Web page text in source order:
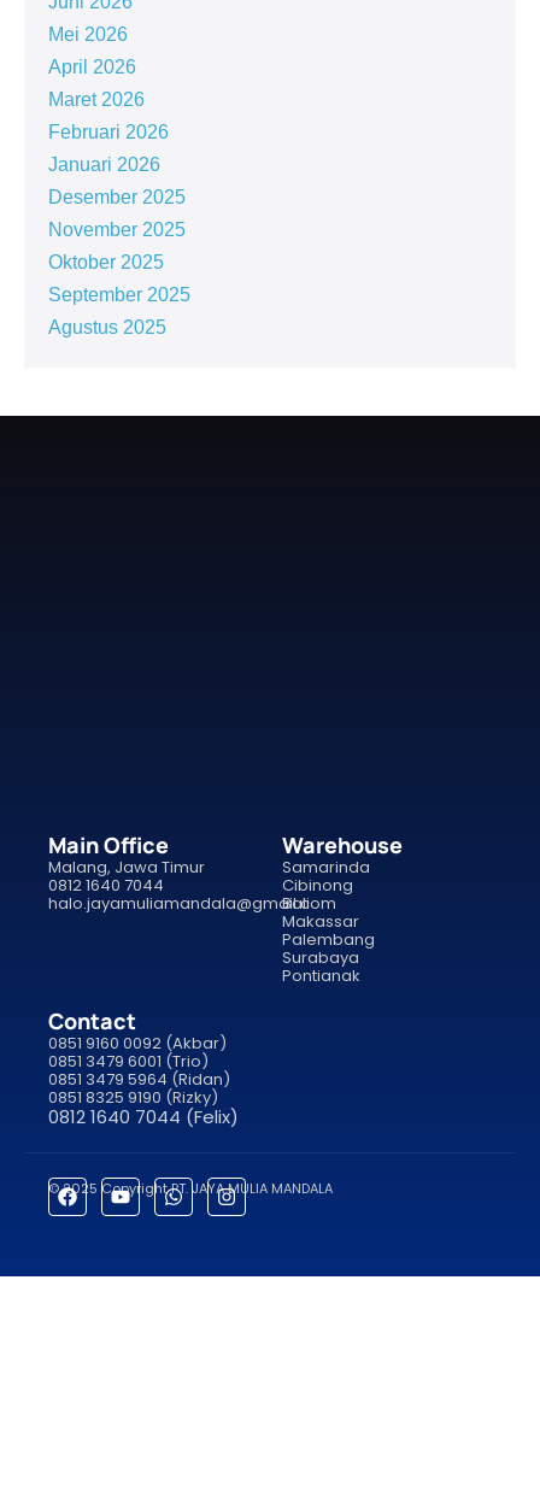
Mei 2026
April 2026
Maret 2026
Februari 2026
Januari 2026
Desember 2025
November 2025
Oktober 2025
September 2025
Agustus 2025
Main Office
Malang, Jawa Timur
0812 1640 7044
halo.jayamuliamandala@gmail.com
Warehouse
Samarinda
Cibinong
Bali
Makassar
Palembang
Surabaya
Pontianak
Contact
0851 9160 0092 (Akbar)
0851 3479 6001 (Trio)
0851 3479 5964 (Ridan)
0851 8325 9190 (Rizky)
0812 1640 7044 (Felix)
© 2025 Copyright PT. JAYA MULIA MANDALA